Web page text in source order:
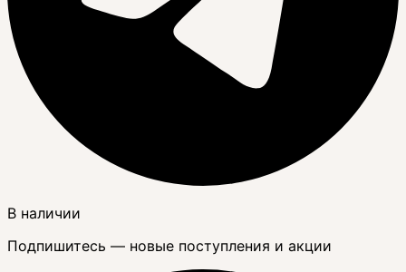
В наличии
Подпишитесь — новые поступления и акции